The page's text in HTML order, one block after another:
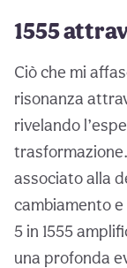
1555
Ciò che mi
risonanza
rivelando
associato alla
cambiamento
5 in 1555
una profonda